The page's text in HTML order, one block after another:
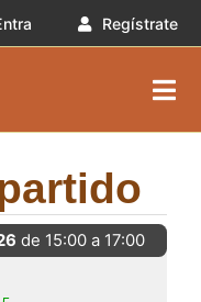
Regístrate
de 15:00 a 17:00